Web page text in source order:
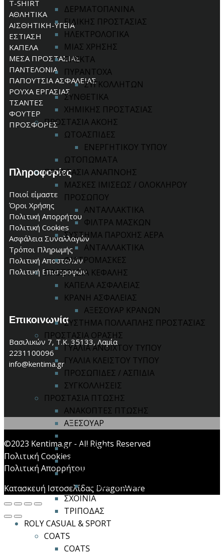
ΔΕΡΜΑΤΟΠΑΝΙΝΑ
ΕΙΔΙΚΗΣ ΠΡΟΣΤΑΣΙΑΣ
ΗΛΕΚΤΡΟΛΟΓΙΚΑ
ΜΙΑΣ ΧΡΗΣΗΣ
ΠΛΕΚΤΑ
ΠΥΡΑΝΤΟΧΑ
ΣΥΓΚΟΛΛΗΤΩΝ
ΣΥΝΘΕΤΙΚΑ
ΧΗΜΙΚΗΣ ΠΡΟΣΤΑΣΙΑΣ
ΠΡΟΣΤΑΣΙΑ ΑΚΟΗΣ
ΩΤΟΑΣΠΙΔΕΣ
ΕΝΕΡΓΗΤΙΚΟΥ ΤΥΠΟΥ
ΩΤΟΠΩΜΑΤΑ
ΠΡΟΣΤΑΣΙΑ ΑΝΑΠΝΟΗΣ
ΜΑΣΚΕΣ ΙΜΙΣΕΩΣ / ΟΛΟΚΛΗΡΟΥ
ΠΡΟΣΩΠΟΥ
ΑΝΤΑΛΛΑΚΤΙΚΑ
ΦΙΛΤΡΑ ΜΑΣΚΩΝ
ΣΥΣΤΗΜΑ ΠΑΡΟΧΗΣ ΑΕΡΑ
ΑΝΤΑΛΛΑΚΤΙΚΑ
ΦΙΛΤΡΟΜΑΣΚΕΣ
ΠΡΟΣΤΑΣΙΑ ΚΕΦΑΛΗΣ
ΚΑΠΕΛΑ ΑΣΦΑΛΕΙΑΣ
ΚΡΑΝΗ ΑΣΦΑΛΕΙΑΣ
ΑΞΕΣΟΥΑΡ ΚΡΑΝΩΝ
ΣΥΣΤΗΜΑ ΠΟΛΛΑΠΛΗΣ ΠΡΟΣΤΑΣΙΑΣ
ΠΡΟΣΤΑΣΙΑ ΟΡΑΣΗΣ
ΓΥΑΛΙΑ ΑΝΟΙΧΤΟΥ ΤΥΠΟΥ
ΓΥΑΛΙΑ ΚΛΕΙΣΤΟΥ ΤΥΠΟΥ
ΠΡΟΣΩΠΙΔΕΣ / ΑΣΠΙΔΙΑ
ΣΥΓΚΟΛΛΗΣΕΙΣ
ΠΡΟΣΤΑΣΙΑ ΠΤΩΣΗΣ
ΑΝΑΚΟΠΤΕΣ ΠΤΩΣΗΣ
ΑΞΕΣΟΥΑΡ
ΚΙΤ ΠΤΩΣΗΣ
ΚΡΙΚΟΙ / ΓΑΝΤΖΟΙ
ΟΛΟΣΩΜΕΣ ΖΩΝΕΣ
ΖΩΝΕΣ ΜΕΣΗΣ
ΣΧΟΙΝΙΑ
ΤΡΙΠΟΔΑΣ
ROLY CASUAL & SPORT
COATS
COATS
T-SHIRT
ΑΘΛΗΤΙΚΑ
ΑΙΣΘΗΤΙΚΗ-ΥΓΕΙΑ
ΕΣΤΙΑΣΗ
ΚΑΠΕΛΑ
ΜΕΣΑ ΠΡΟΣΤΑΣΙΑΣ
ΠΑΝΤΕΛΟΝΙΑ
ΠΑΠΟΥΤΣΙΑ ΑΣΦΑΛΕΙΑΣ
ΡΟΥΧΑ ΕΡΓΑΣΙΑΣ
ΤΣΑΝΤΕΣ
ΦΟΥΤΕΡ
ΠΡΟΣΦΟΡΕΣ
Πληροφορίες
Ποιοί είμαστε
Όροι Χρήσης
Πολιτική Απορρήτου
Πολιτική Cookies
Ασφάλεια Συναλλαγών
Τρόποι Πληρωμής
Πολιτική Αποστολών
Πολιτική Επιστροφών
Επικοινωνία
Βασιλικών 7, Τ.Κ. 35133, Λαμία
2231100096
info@kentima.gr
©2023 Kentima.gr - All Rights Reserved
Πολιτική Cookies
Πολιτική Απορρήτου
Κατασκευή Ιστοσελίδας DragonWare